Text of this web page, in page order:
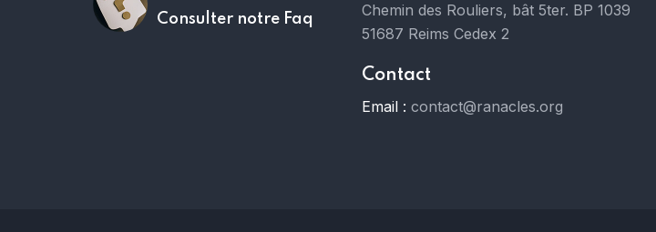
Consulter notre Faq
Chemin des Rouliers, bât 5ter. BP 1039
51687 Reims Cedex 2
Contact
Email : contact@ranacles.org